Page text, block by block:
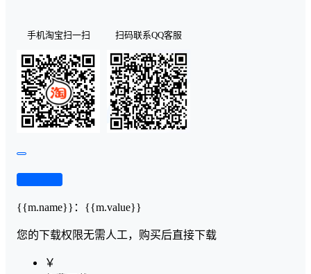
手机淘宝扫一扫 扫码联系QQ客服
{{m.name}} ： {{m.value}}
您的下载权限无需人工，购买后直接下载
￥